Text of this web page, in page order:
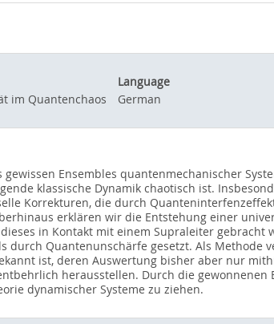
Language
im Quantenchaos
German
Ensembles quantenmechanischer
klassische Dynamik chaotisch ist.
Korrekturen, die durch
erklären wir die Entstehung einer
in Kontakt mit einem Supraleiter gebracht
Quantenunschärfe gesetzt. Als Methode
ist, deren Auswertung bisher aber nur
herausstellen. Durch die gewonnenen
dynamischer Systeme zu ziehen.